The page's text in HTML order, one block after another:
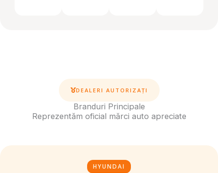
DEALERI AUTORIZAȚI
Branduri Principale
Reprezentăm oficial mărci auto apreciate
HYUNDAI